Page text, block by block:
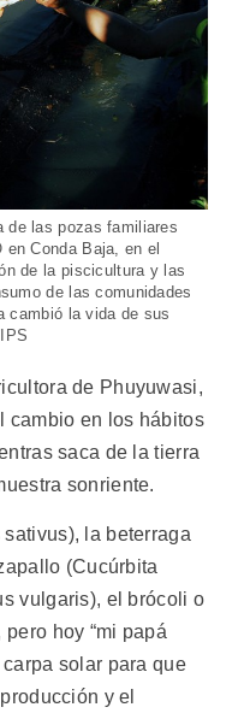
de las pozas familiares
Conda Baja, en el
de la piscicultura y las
de las comunidades
cambió la vida de sus
de Phuyuwasi,
cambio en los hábitos
saca de la tierra
sonriente.
la beterraga
(Cucúrbita
vulgaris), el brócoli o
pero hoy “mi papá
solar para que
y el